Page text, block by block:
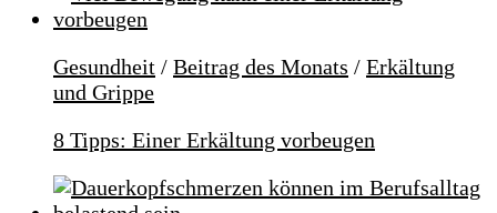
Gesundheit / Beitrag des Monats / Erkältung
und Grippe
8 Tipps: Einer Erkältung vorbeugen